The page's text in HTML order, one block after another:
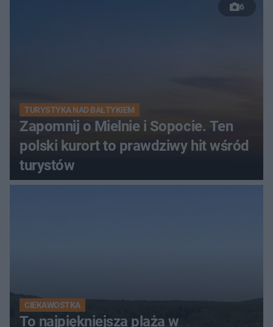
6
TURYSTYKA NAD BAŁTYKIEM
Zapomnij o Mielnie i Sopocie. Ten
polski kurort to prawdziwy hit wśród
turystów
CIEKAWOSTKA
To najpiękniejsza plaża w